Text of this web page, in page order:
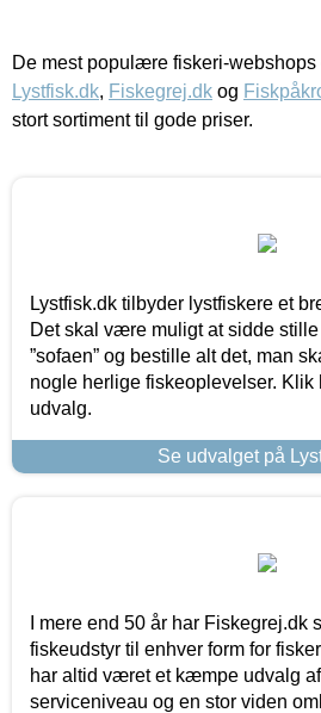
De mest populære fiskeri-
Lystfisk.dk, Fiskegrej.dk og
stort sortiment til gode priser.
Lystfisk.dk tilbyder lystfiskere et
Det skal være muligt at sidde
”sofaen” og bestille alt det, man
nogle herlige fiskeoplevelser. Klik
udvalg.
Se udvalget på
I mere end 50 år har Fiskegrej.dk
fiskeudstyr til enhver form for
har altid været et kæmpe udvalg
serviceniveau og en stor viden